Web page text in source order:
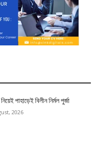
পাহাড়েই বিলীন নির্মল পুর্জা
2026